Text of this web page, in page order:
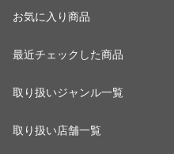
お気に入り商品
最近チェックした商品
取り扱いジャンル一覧
取り扱い店舗一覧